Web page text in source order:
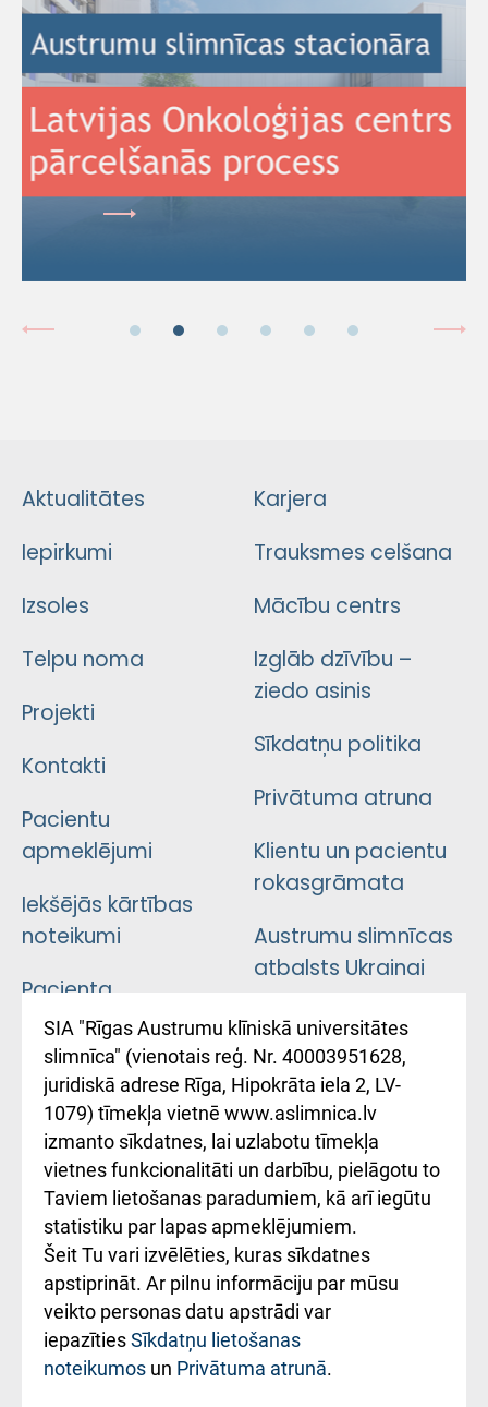
Aktualitātes
Iepirkumi
Izsoles
Telpu noma
Projekti
Kontakti
Pacientu
apmeklējumi
Iekšējās kārtības
noteikumi
Pacienta
atsauksmju/sūdzību
iesniegšanas
kārtība
Kā pie mums nokļūt
Rēķinu apmaksas
ceļvedis
Rekvizīti un
ārstniecības
iestādes kods
010000234
Karjera
Trauksmes celšana
Mācību centrs
Izglāb dzīvību –
ziedo asinis
Sīkdatņu politika
Privātuma atruna
Klientu un pacientu
rokasgrāmata
Austrumu slimnīcas
atbalsts Ukrainai
Підтримка Східної
лікарні та співпраця з
Україною
SIA "Rīgas Austrumu klīniskā universitātes
slimnīca" (vienotais reģ. Nr. 40003951628,
juridiskā adrese Rīga, Hipokrāta iela 2, LV-
1079) tīmekļa vietnē www.aslimnica.lv
izmanto sīkdatnes, lai uzlabotu tīmekļa
vietnes funkcionalitāti un darbību, pielāgotu to
Taviem lietošanas paradumiem, kā arī iegūtu
statistiku par lapas apmeklējumiem.
Šeit Tu vari izvēlēties, kuras sīkdatnes
apstiprināt. Ar pilnu informāciju par mūsu
veikto personas datu apstrādi var
iepazītiesSīkdatņu lietošanas
noteikumos un Privātuma atrunā.